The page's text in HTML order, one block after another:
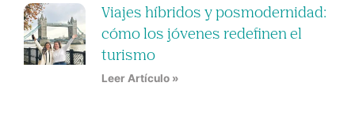
Viajes híbridos y posmodernidad:
cómo los jóvenes redefinen el
turismo
Leer Artículo »